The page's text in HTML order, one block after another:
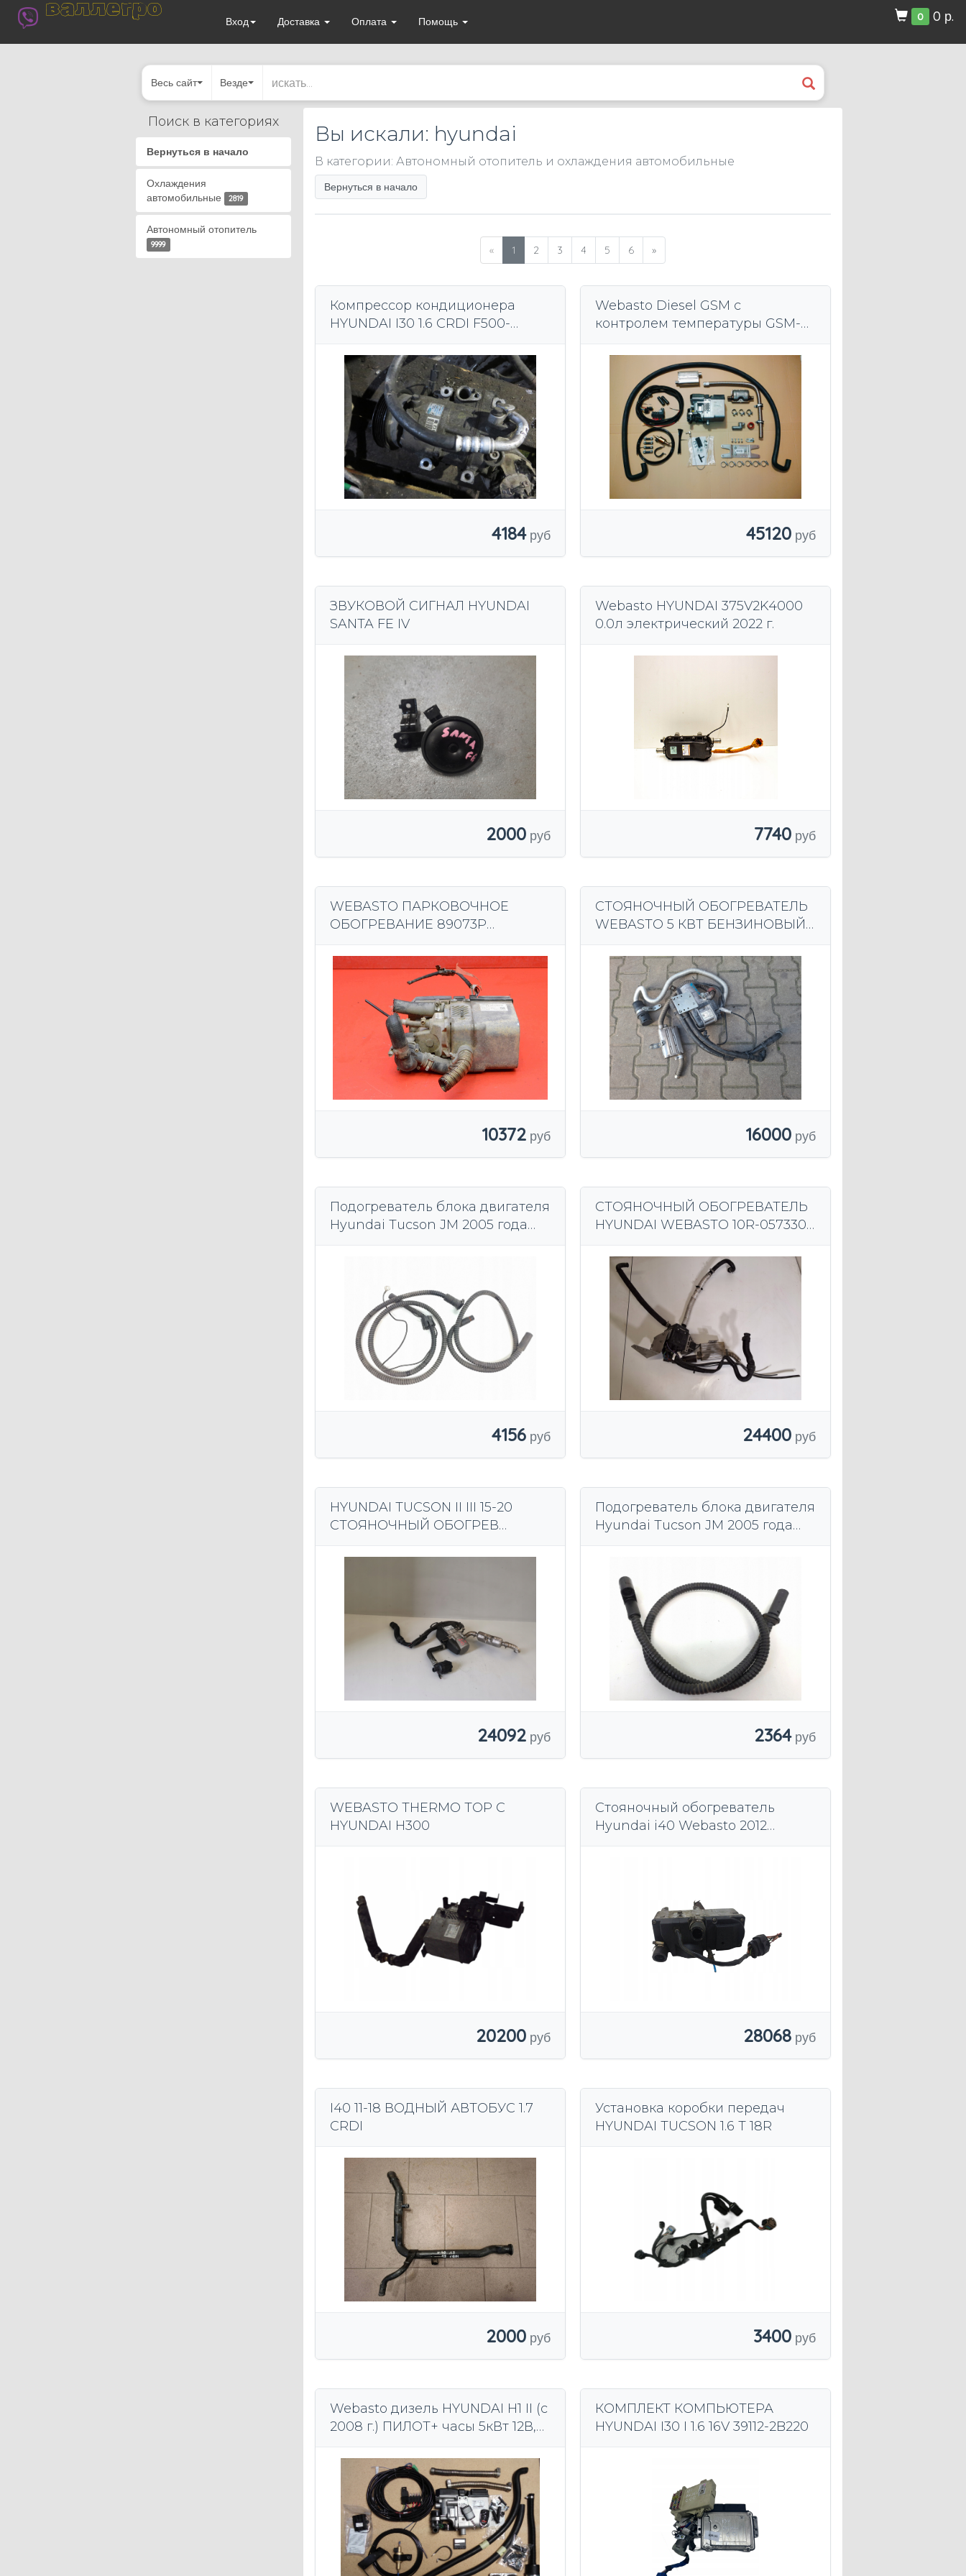
валлегро
Вход Доставка Оплата Помощь 0 0 р.
Весь сайт Везде
Поиск в категориях
Вернуться в начало
Охлаждения
автомобильные
2819
Автономный отопитель
9999
Вы искали: hyundai
В категории: Автономный отопитель и охлаждения автомобильные
Вернуться в начало
« 1 2 3 4 5 6 »
Компрессор кондиционера
HYUNDAI I30 1.6 CRDI F500-
4184
Webasto Diesel GSM с
контролем температуры GSM-
45120
ЗВУКОВОЙ СИГНАЛ HYUNDAI
SANTA FE IV
2000
Webasto HYUNDAI 375V2K4000
0.0л электрический 2022 г.
7740
WEBASTO ПАРКОВОЧНОЕ
ОБОГРЕВАНИЕ 89073P
л.с. 07-
10372
СТОЯНОЧНЫЙ ОБОГРЕВАТЕЛЬ
WEBASTO 5 КВТ БЕНЗИНОВЫЙ
16000
Подогреватель блока двигателя
Hyundai Tucson JM 2005 года
4156
СТОЯНОЧНЫЙ ОБОГРЕВАТЕЛЬ
HYUNDAI WEBASTO 10R-057330
24400
HYUNDAI TUCSON II III 15-20
СТОЯНОЧНЫЙ ОБОГРЕВ
24092
Подогреватель блока двигателя
Hyundai Tucson JM 2005 года
2364
WEBASTO THERMO TOP C
HYUNDAI H300
20200
Стояночный обогреватель
Hyundai i40 Webasto 2012
28068
I40 11-18 ВОДНЫЙ АВТОБУС 1.7
CRDI
2000
Установка коробки передач
HYUNDAI TUCSON 1.6 T 18R
3400
Webasto дизель HYUNDAI H1 II (с
2008 г.) ПИЛОТ+ часы 5кВт 12В,
КОМПЛЕКТ КОМПЬЮТЕРА
HYUNDAI I30 I 1.6 16V 39112-2B220